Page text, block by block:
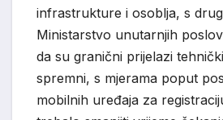
infrastrukture i osoblja, s
Ministarstvo unutarnjih
da su granični prijelazi
spremni, s mjerama poput
mobilnih uređaja za